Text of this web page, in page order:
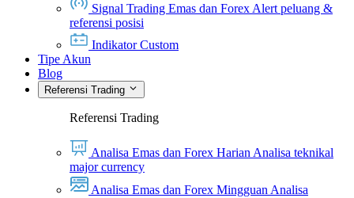
Signal Trading Emas dan Forex Alert peluang &
referensi posisi
Indikator Custom
Tipe Akun
Blog
Referensi Trading
Referensi Trading
Analisa Emas dan Forex Harian Analisa teknikal
major currency
Analisa Emas dan Forex Mingguan Analisa